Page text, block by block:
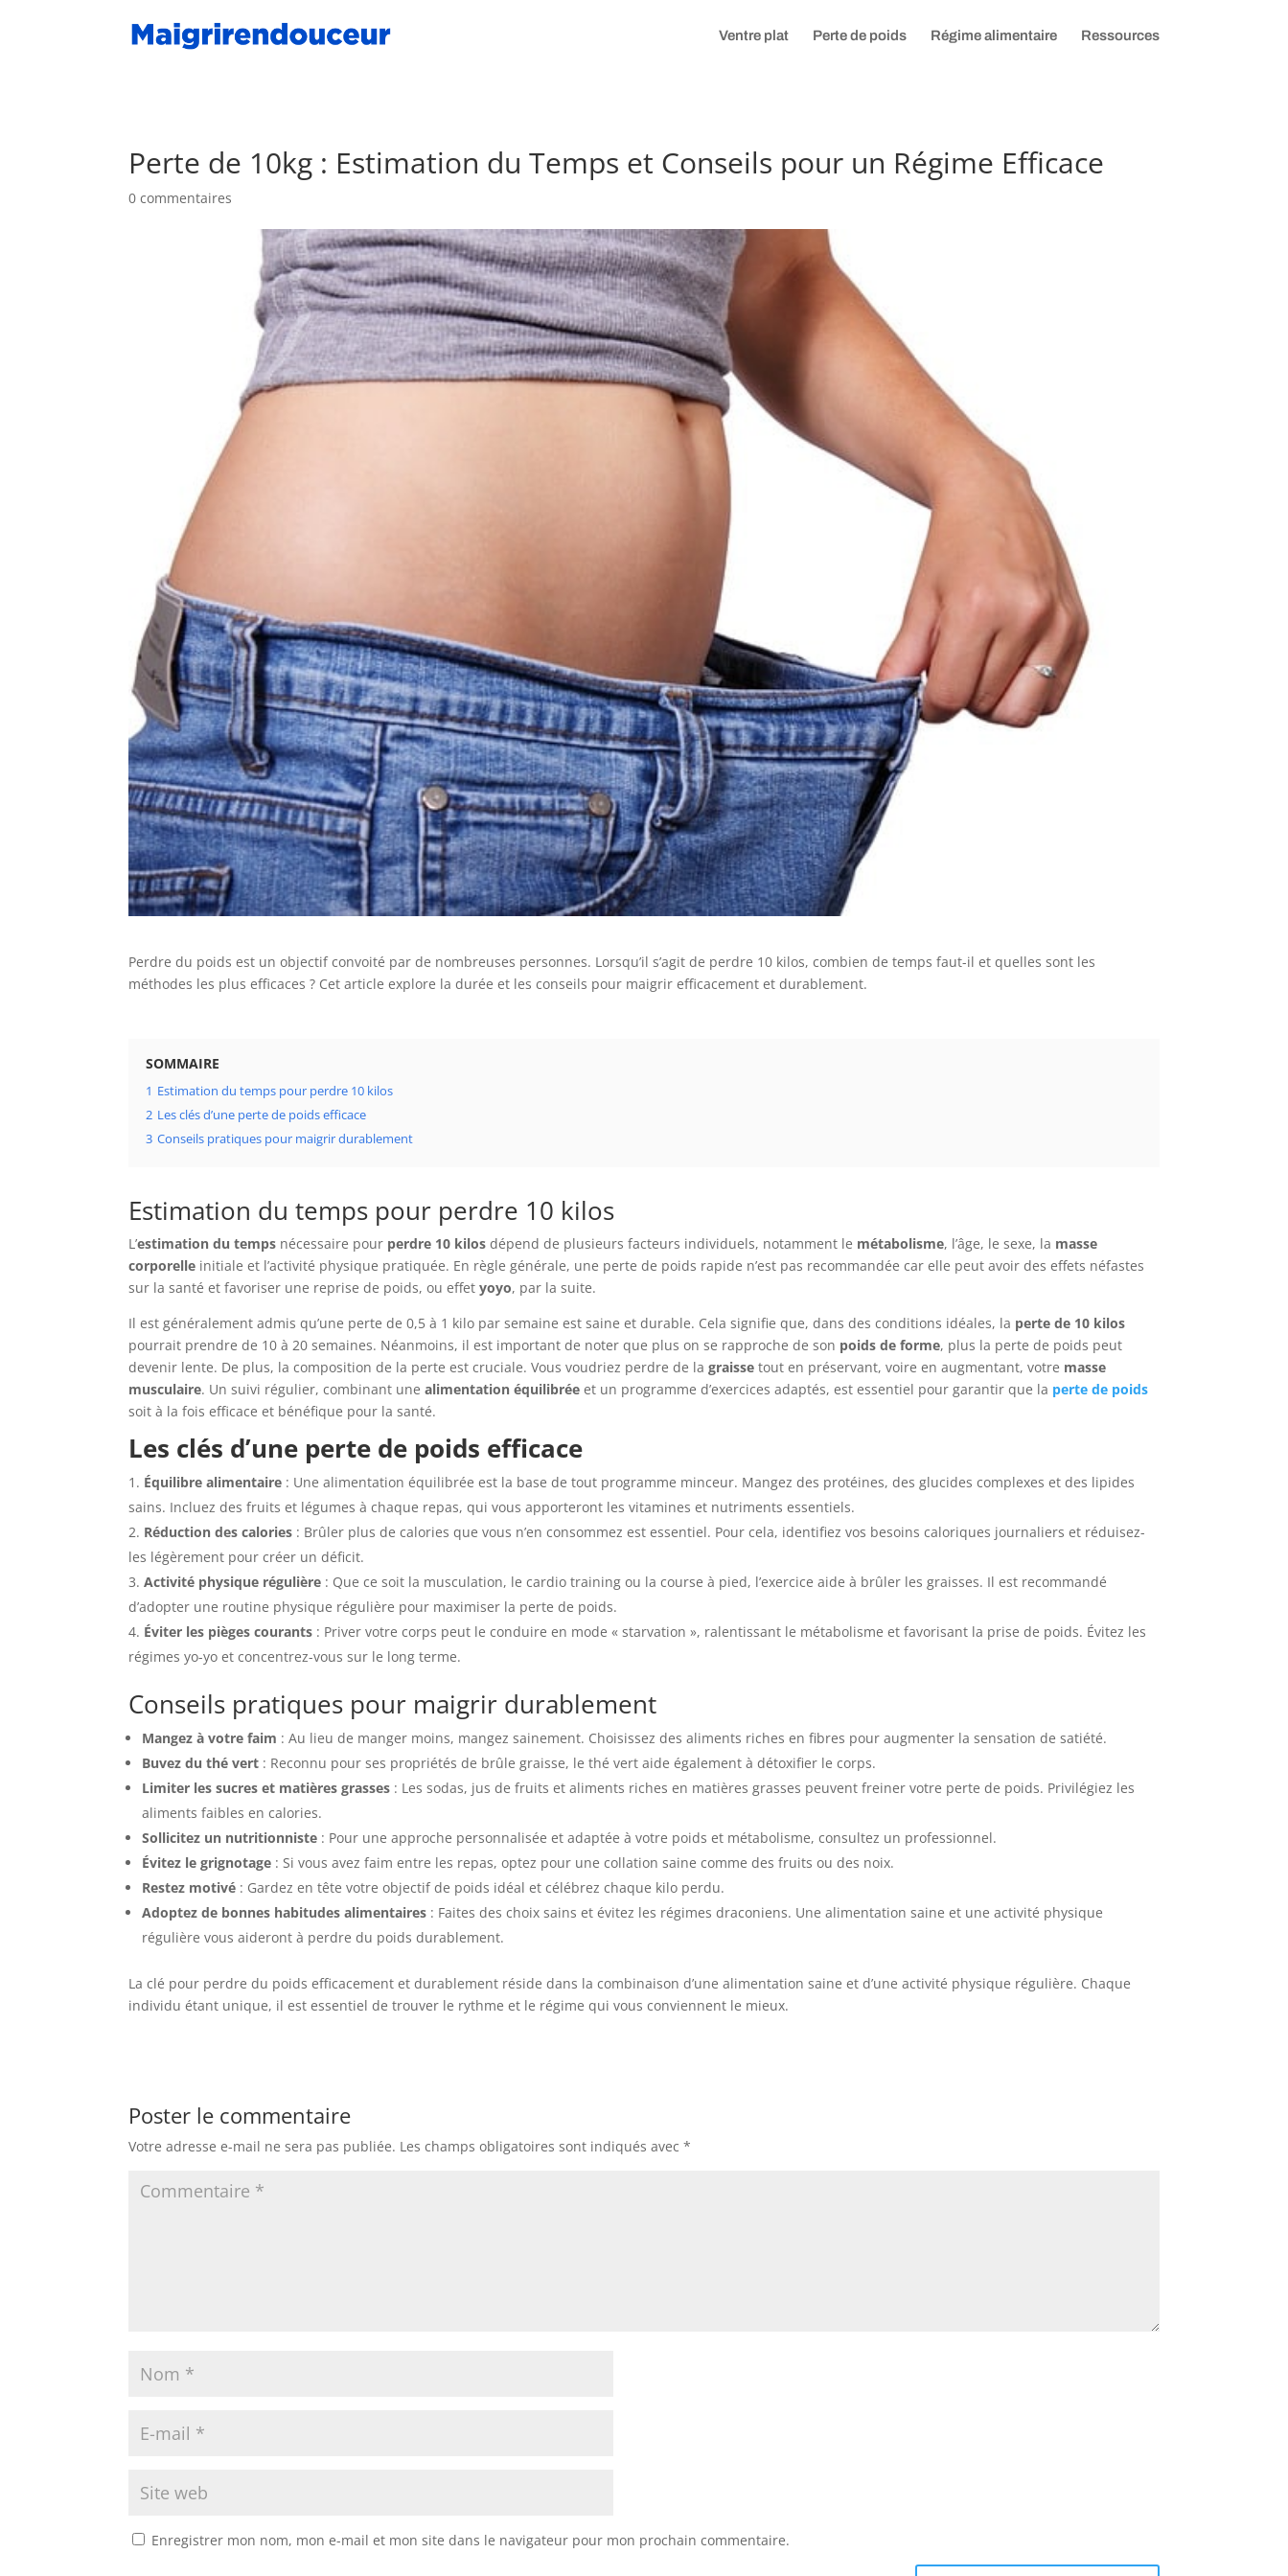
Ventre plat Perte de poids Régime alimentaire Ressources
Perte de 10kg : Estimation du Temps et Conseils pour un Régime Efficace
0 commentaires
Perdre du poids est un objectif convoité par de nombreuses personnes. Lorsqu’il s’agit de perdre 10 kilos, combien de temps faut-il et quelles sont les
méthodes les plus efficaces ? Cet article explore la durée et les conseils pour maigrir efficacement et durablement.
SOMMAIRE
1 Estimation du temps pour perdre 10 kilos
2 Les clés d’une perte de poids efficace
3 Conseils pratiques pour maigrir durablement
Estimation du temps pour perdre 10 kilos
L’estimation du temps nécessaire pour perdre 10 kilos dépend de plusieurs facteurs individuels, notamment le métabolisme, l’âge, le sexe, la masse
corporelle initiale et l’activité physique pratiquée. En règle générale, une perte de poids rapide n’est pas recommandée car elle peut avoir des effets néfastes
sur la santé et favoriser une reprise de poids, ou effetyoyo, par la suite.
Il est généralement admis qu’une perte de 0,5 à 1 kilo par semaine est saine et durable. Cela signifie que, dans des conditions idéales, la perte de 10 kilos
pourrait prendre de 10 à 20 semaines. Néanmoins, il est important de noter que plus on se rapproche de son poids de forme, plus la perte de poids peut
devenir lente. De plus, la composition de la perte est cruciale. Vous voudriez perdre de lagraisse tout en préservant, voire en augmentant, votre masse
musculaire. Un suivi régulier, combinant unealimentation équilibrée et un programme d’exercices adaptés, est essentiel pour garantir que la perte de poids
soit à la fois efficace et bénéfique pour la santé.
Les clés d’une perte de poids efficace
Équilibre alimentaire : Une alimentation équilibrée est la base de tout programme minceur. Mangez des protéines, des glucides complexes et des lipides
sains. Incluez des fruits et légumes à chaque repas, qui vous apporteront les vitamines et nutriments essentiels.
Réduction des calories : Brûler plus de calories que vous n’en consommez est essentiel. Pour cela, identifiez vos besoins caloriques journaliers et réduisez-
les légèrement pour créer un déficit.
Activité physique régulière : Que ce soit la musculation, le cardio training ou la course à pied, l’exercice aide à brûler les graisses. Il est recommandé
d’adopter une routine physique régulière pour maximiser la perte de poids.
Éviter les pièges courants : Priver votre corps peut le conduire en mode « starvation », ralentissant le métabolisme et favorisant la prise de poids. Évitez les
régimes yo-yo et concentrez-vous sur le long terme.
Conseils pratiques pour maigrir durablement
Mangez à votre faim : Au lieu de manger moins, mangez sainement. Choisissez des aliments riches en fibres pour augmenter la sensation de satiété.
Buvez du thé vert : Reconnu pour ses propriétés de brûle graisse, le thé vert aide également à détoxifier le corps.
Limiter les sucres et matières grasses : Les sodas, jus de fruits et aliments riches en matières grasses peuvent freiner votre perte de poids. Privilégiez les
aliments faibles en calories.
Sollicitez un nutritionniste : Pour une approche personnalisée et adaptée à votre poids et métabolisme, consultez un professionnel.
Évitez le grignotage : Si vous avez faim entre les repas, optez pour une collation saine comme des fruits ou des noix.
Restez motivé : Gardez en tête votre objectif de poids idéal et célébrez chaque kilo perdu.
Adoptez de bonnes habitudes alimentaires : Faites des choix sains et évitez les régimes draconiens. Une alimentation saine et une activité physique
régulière vous aideront à perdre du poids durablement.
La clé pour perdre du poids efficacement et durablement réside dans la combinaison d’une alimentation saine et d’une activité physique régulière. Chaque
individu étant unique, il est essentiel de trouver le rythme et le régime qui vous conviennent le mieux.
Poster le commentaire
Votre adresse e-mail ne sera pas publiée. Les champs obligatoires sont indiqués avec*
Enregistrer mon nom, mon e-mail et mon site dans le navigateur pour mon prochain commentaire.